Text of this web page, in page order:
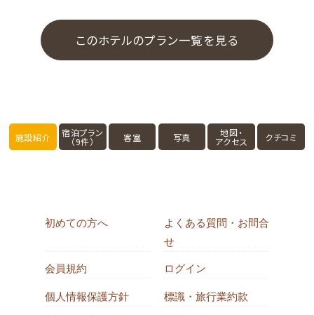
このホテルのプラン一覧を見る
施設紹介 宿泊プラン
（9件） 客室 写真 地図・
アクセス クチコミ
初めての方へ
よくある質問・お問合
せ
会員規約 ログイン
個人情報保護方針 標識・旅行業約款